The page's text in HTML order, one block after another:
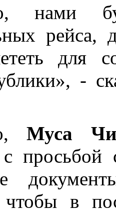
нами
для
-
Муса
просьбой
в